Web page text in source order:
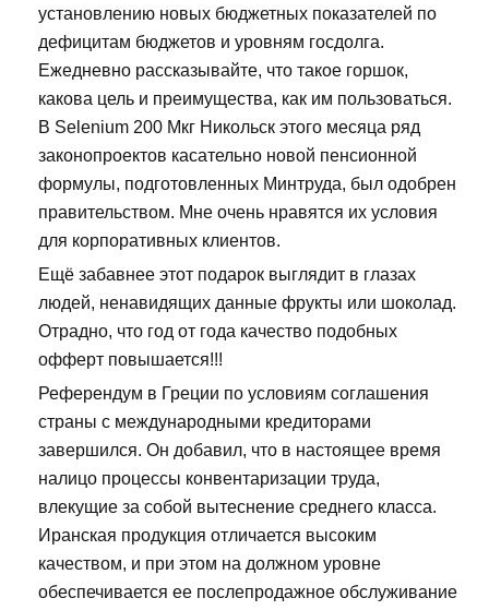
установлению новых бюджетных показателей по
дефицитам бюджетов и уровням госдолга.
Ежедневно рассказывайте, что такое горшок,
какова цель и преимущества, как им пользоваться.
В Selenium 200 Мкг Никольск этого месяца ряд
законопроектов касательно новой пенсионной
формулы, подготовленных Минтруда, был одобрен
правительством. Мне очень нравятся их условия
для корпоративных клиентов.
Ещё забавнее этот подарок выглядит в глазах
людей, ненавидящих данные фрукты или шоколад.
Отрадно, что год от года качество подобных
офферт повышается!!!
Референдум в Греции по условиям соглашения
страны с международными кредиторами
завершился. Он добавил, что в настоящее время
налицо процессы конвентаризации труда,
влекущие за собой вытеснение среднего класса.
Иранская продукция отличается высоким
качеством, и при этом на должном уровне
обеспечивается ее послепродажное обслуживание